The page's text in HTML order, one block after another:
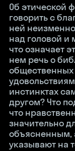
Об этической
говорить с
ней
над головой и
что означает
нем речь о
инстинктах
другом? Что
что
значительно
объясненным,
указывают на